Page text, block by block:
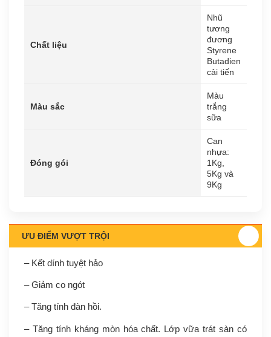
Chất liệu
Nhũ
tương
đương
Styrene
Butadien
cải tiến
Màu sắc
Màu
trắng
sữa
Đóng gói
Can
nhựa:
1Kg,
5Kg và
9Kg
ƯU ĐIỂM VƯỢT TRỘI
– Kết dính tuyệt hảo
– Giảm co ngót
– Tăng tính đàn hồi.
– Tăng tính kháng mòn hóa chất. Lớp vữa trát sàn có